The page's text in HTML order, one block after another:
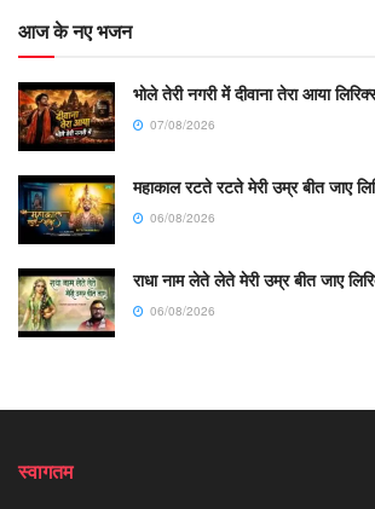
आज के नए भजन
भोले तेरी नगरी में दीवाना तेरा आया
07/08/2026
महाकाल रटते रटते मेरी उम्र बीत जाए
06/08/2026
राधा नाम लेते लेते मेरी उम्र बीत जाए
06/08/2026
स्वागतम